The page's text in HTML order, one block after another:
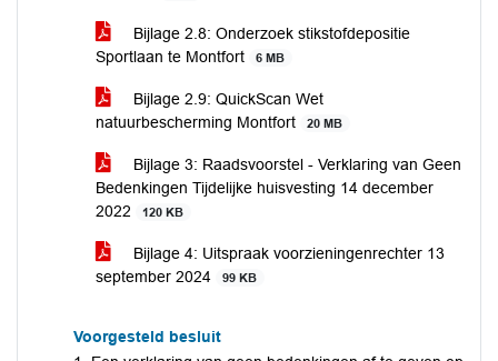
Bijlage 2.8: Onderzoek stikstofdepositie
Sportlaan te Montfort
6 MB
Bijlage 2.9: QuickScan Wet
natuurbescherming Montfort
20 MB
Bijlage 3: Raadsvoorstel - Verklaring van Geen
Bedenkingen Tijdelijke huisvesting 14 december
2022
120 KB
Bijlage 4: Uitspraak voorzieningenrechter 13
september 2024
99 KB
Voorgesteld besluit